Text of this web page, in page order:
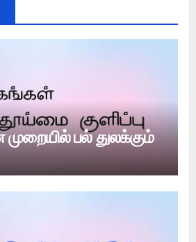
முறையில் பல் துலக்கும்